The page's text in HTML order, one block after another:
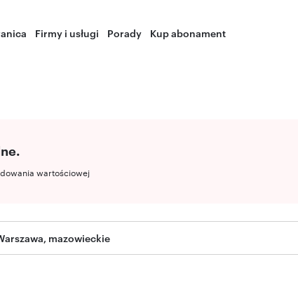
Firmy i usługi Porady Kup abonament
wartościowej
mazowieckie